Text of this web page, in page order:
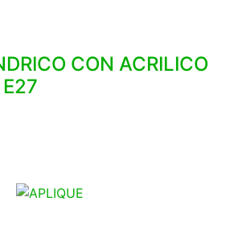
CON ACRILICO